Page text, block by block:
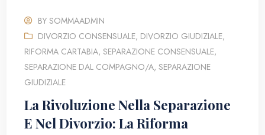
BYSOMMAADMIN
DIVORZIO CONSENSUALE, DIVORZIO GIUDIZIALE,
RIFORMA CARTABIA,SEPARAZIONE CONSENSUALE,
SEPARAZIONE DAL COMPAGNO/A,SEPARAZIONE
GIUDIZIALE
La Rivoluzione Nella Separazione
E Nel Divorzio: La Riforma